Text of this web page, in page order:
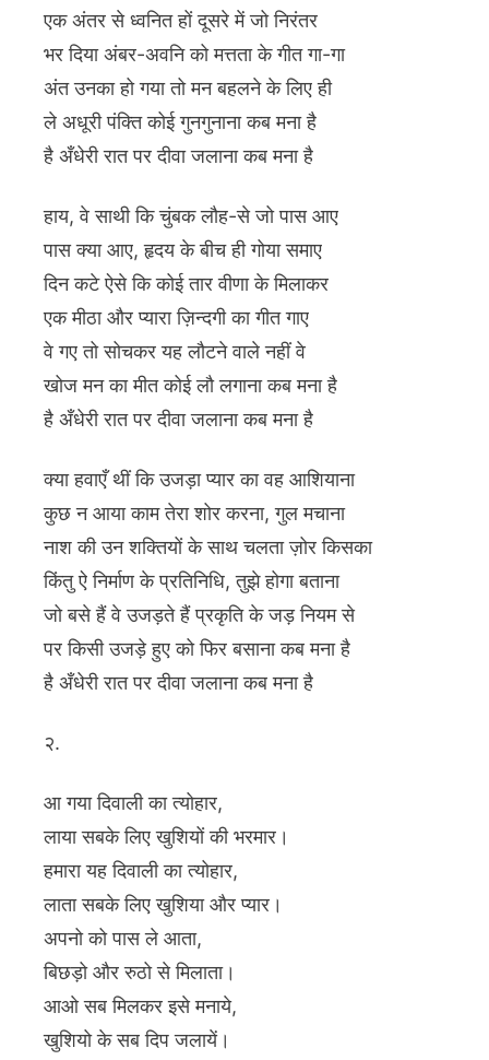
एक अंतर से ध्वनित हों दूसरे में जो निरंतर
भर दिया अंबर-अवनि को मत्तता के गीत गा-गा
अंत उनका हो गया तो मन बहलने के लिए ही
ले अधूरी पंक्ति कोई गुनगुनाना कब मना है
है अँधेरी रात पर दीवा जलाना कब मना है
हाय, वे साथी कि चुंबक लौह-से जो पास आए
पास क्या आए, हृदय के बीच ही गोया समाए
दिन कटे ऐसे कि कोई तार वीणा के मिलाकर
एक मीठा और प्यारा ज़िन्दगी का गीत गाए
वे गए तो सोचकर यह लौटने वाले नहीं वे
खोज मन का मीत कोई लौ लगाना कब मना है
है अँधेरी रात पर दीवा जलाना कब मना है
क्या हवाएँ थीं कि उजड़ा प्यार का वह आशियाना
कुछ न आया काम तेरा शोर करना, गुल मचाना
नाश की उन शक्तियों के साथ चलता ज़ोर किसका
किंतु ऐ निर्माण के प्रतिनिधि, तुझे होगा बताना
जो बसे हैं वे उजड़ते हैं प्रकृति के जड़ नियम से
पर किसी उजड़े हुए को फिर बसाना कब मना है
है अँधेरी रात पर दीवा जलाना कब मना है
२.
आ गया दिवाली का त्योहार,
लाया सबके लिए खुशियों की भरमार।
हमारा यह दिवाली का त्योहार,
लाता सबके लिए खुशिया और प्यार।
अपनो को पास ले आता,
बिछड़ो और रुठो से मिलाता।
आओ सब मिलकर इसे मनाये,
खुशियो के सब दिप जलायें।